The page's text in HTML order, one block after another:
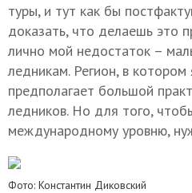
туры, и тут как бы
доказать, что делаешь это
лично мой недостаток –
ледникам. Регион, в
предполагает большой
ледников. Но для того,
международному уровню,
Фото: Константин Диковский